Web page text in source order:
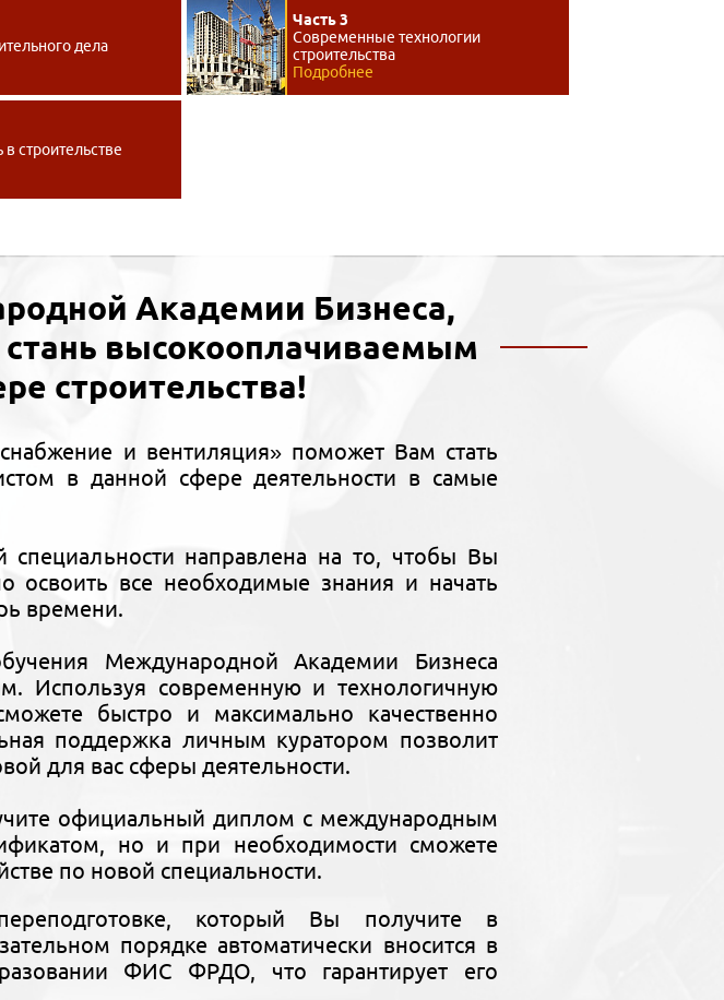
дела
Часть 3
Современные технологии
строительства
Подробнее
в строительстве
Академии Бизнеса,
высокооплачиваемым
строительства!
и вентиляция» поможет Вам стать
в данной сфере деятельности в самые
направлена на то, чтобы Вы
освоить все необходимые знания и начать
времени.
Международной Академии Бизнеса
Используя современную и технологичную
быстро и максимально качественно
поддержка личным куратором позволит
для вас сферы деятельности.
официальный диплом с международным
но и при необходимости сможете
по новой специальности.
который Вы получите в
порядке автоматически вносится в
ФИС ФРДО, что гарантирует его